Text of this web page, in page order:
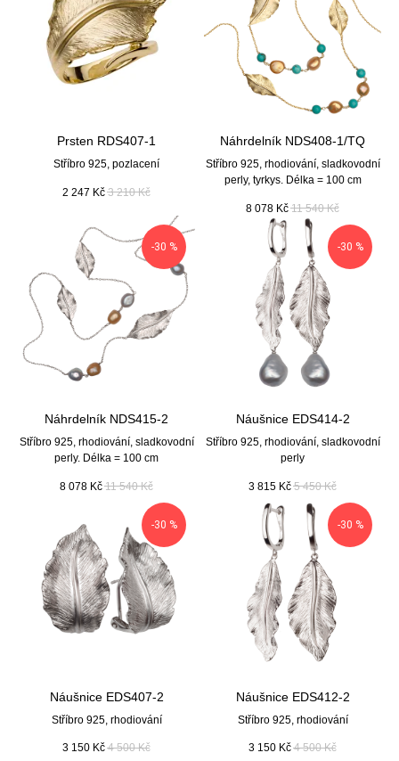
Prsten RDS407-1
Stříbro 925, pozlacení
2 247 Kč 3 210 Kč
Náhrdelník NDS408-1/TQ
Stříbro 925, rhodiování, sladkovodní
perly, tyrkys. Délka = 100 cm
8 078 Kč 11 540 Kč
-30 %
Náhrdelník NDS415-2
Stříbro 925, rhodiování, sladkovodní
perly. Délka = 100 cm
8 078 Kč 11 540 Kč
-30 %
Náušnice EDS414-2
Stříbro 925, rhodiování, sladkovodní
perly
3 815 Kč 5 450 Kč
-30 %
Náušnice EDS407-2
Stříbro 925, rhodiování
3 150 Kč 4 500 Kč
-30 %
Náušnice EDS412-2
Stříbro 925, rhodiování
3 150 Kč 4 500 Kč